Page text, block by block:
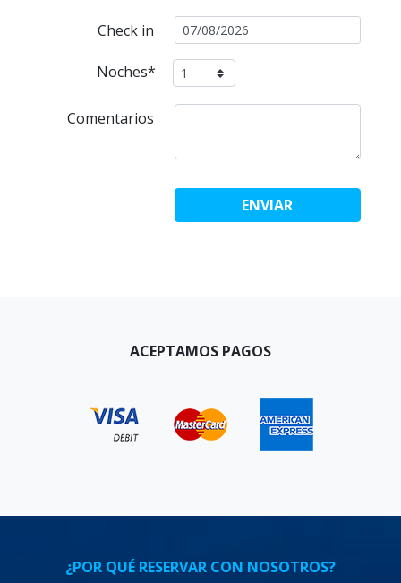
Check in
Noches*
Comentarios
ENVIAR
ACEPTAMOS PAGOS
¿POR QUÉ RESERVAR CON NOSOTROS?